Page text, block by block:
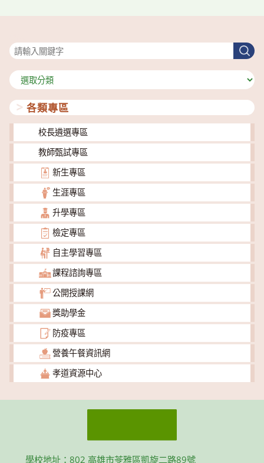
搜
尋
分
類
各類專區
校長遴選專區
教師甄試專區
新生專區
生涯專區
升學專區
檢定專區
自主學習專區
課程諮詢專區
公開授課網
獎助學金
防疫專區
營養午餐資訊網
孝道資源中心
學校地址：802 高雄市苓雅區凱旋二路89號